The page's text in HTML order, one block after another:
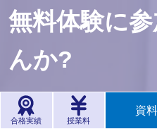
無料体験に
んか?
臨海セミナーの豊富な
合格実績 授業料
資